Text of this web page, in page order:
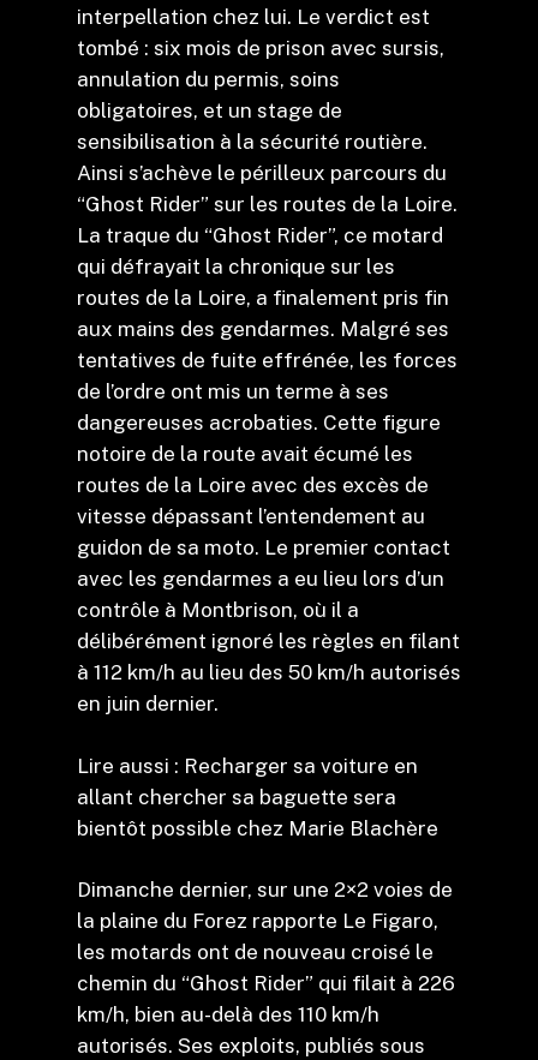
interpellation chez lui. Le verdict est
tombé : six mois de prison avec sursis,
annulation du permis, soins
obligatoires, et un stage de
sensibilisation à la sécurité routière.
Ainsi s’achève le périlleux parcours du
“Ghost Rider” sur les routes de la Loire.
La traque du “Ghost Rider”, ce motard
qui défrayait la chronique sur les
routes de la Loire, a finalement pris fin
aux mains des gendarmes. Malgré ses
tentatives de fuite effrénée, les forces
de l’ordre ont mis un terme à ses
dangereuses acrobaties. Cette figure
notoire de la route avait écumé les
routes de la Loire avec des excès de
vitesse dépassant l’entendement au
guidon de sa moto. Le premier contact
avec les gendarmes a eu lieu lors d’un
contrôle à Montbrison, où il a
délibérément ignoré les règles en filant
à 112 km/h au lieu des 50 km/h autorisés
en juin dernier.
Lire aussi : Recharger sa voiture en
allant chercher sa baguette sera
bientôt possible chez Marie Blachère
Dimanche dernier, sur une 2×2 voies de
la plaine du Forez rapporte Le Figaro,
les motards ont de nouveau croisé le
chemin du “Ghost Rider” qui filait à 226
km/h, bien au-delà des 110 km/h
autorisés. Ses exploits, publiés sous